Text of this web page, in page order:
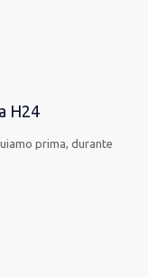
H24
prima, durante